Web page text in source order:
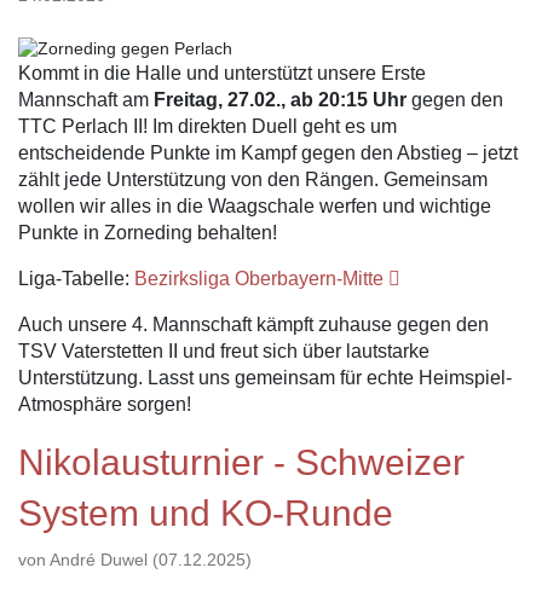
Kommt in die Halle und unterstützt unsere Erste
Mannschaft am Freitag, 27.02., ab 20:15 Uhr gegen den
TTC Perlach II! Im direkten Duell geht es um
entscheidende Punkte im Kampf gegen den Abstieg – jetzt
zählt jede Unterstützung von den Rängen. Gemeinsam
wollen wir alles in die Waagschale werfen und wichtige
Punkte in Zorneding behalten!
Liga-Tabelle: Bezirksliga Oberbayern-Mitte
Auch unsere 4. Mannschaft kämpft zuhause gegen den
TSV Vaterstetten II und freut sich über lautstarke
Unterstützung. Lasst uns gemeinsam für echte Heimspiel-
Atmosphäre sorgen!
Nikolausturnier - Schweizer
System und KO-Runde
von André Duwel (07.12.2025)